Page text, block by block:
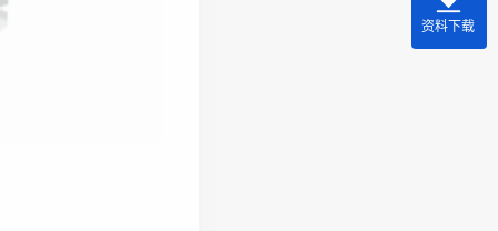
资料下载